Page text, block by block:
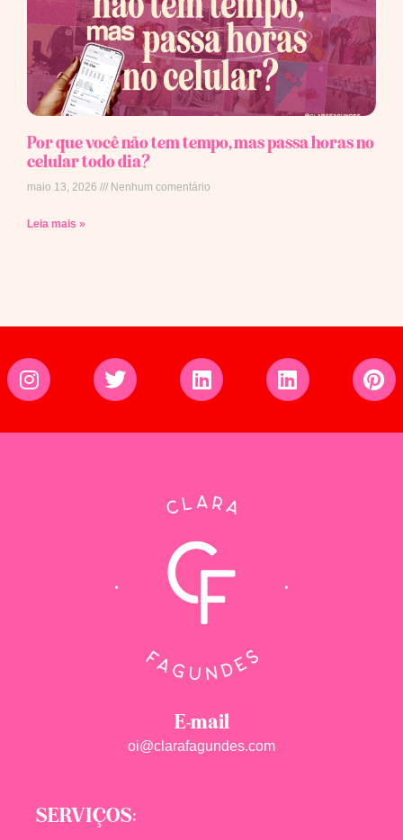
Por que você não tem tempo, mas passa horas no
celular todo dia?
maio 13, 2026 Nenhum comentário
Leia mais »
E-mail
oi@clarafagundes.com
SERVIÇOS: